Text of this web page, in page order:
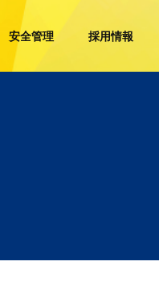
安全管理 採用情報